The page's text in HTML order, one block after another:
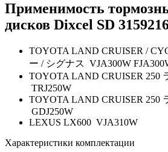
Применимость
дисков Dixcel SD
TOYOTA LAND CRUISER /
ー / シグナス VJA300W
TOYOTA LAND CRUISER 250
TRJ250W
TOYOTA LAND CRUISER 250
GDJ250W
LEXUS LX600 VJA310W
Характеристики комплектации